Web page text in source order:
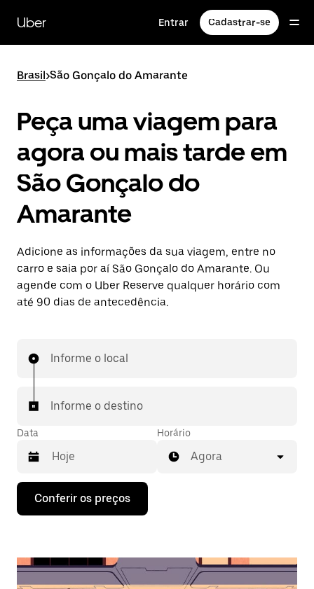
para
conteúdo
Uber Entrar Cadastrar-se
Brasil>São Gonçalo do Amarante
Peça uma viagem para
agora ou mais tarde em
São Gonçalo do
Amarante
Adicione as informações da sua viagem, entre no
carro e saia por aí São Gonçalo do Amarante. Ou
agende com o Uber Reserve qualquer horário com
até 90 dias de antecedência.
Informe o local
Informe o destino
Data
Pressione
seta
interagir
Horário
Agora
Conferir os preços